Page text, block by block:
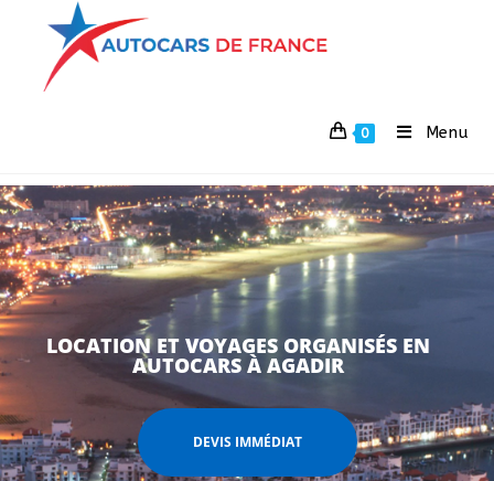
0 Menu
LOCATION ET VOYAGES ORGANISÉS EN
AUTOCARS À AGADIR
DEVIS IMMÉDIAT